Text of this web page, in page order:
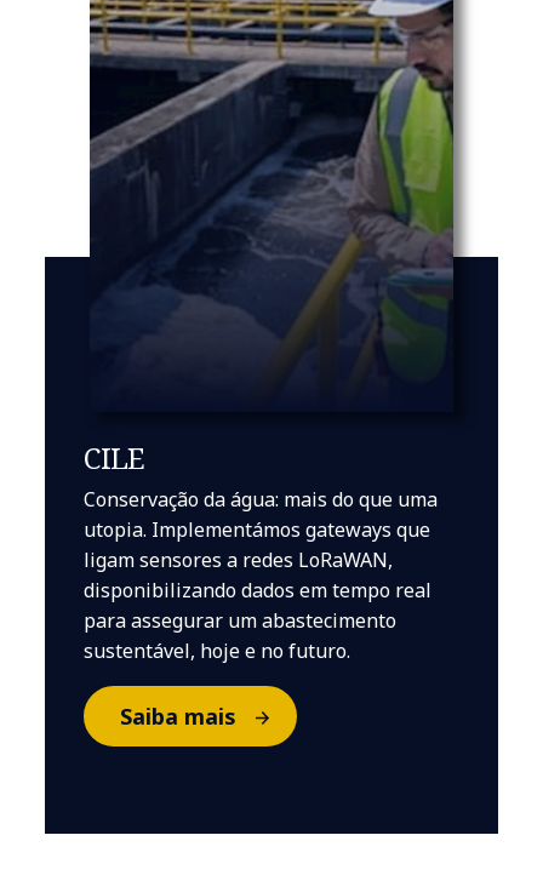
CILE
Conservação da água: mais do que uma
utopia. Implementámos gateways que
ligam sensores a redes LoRaWAN,
disponibilizando dados em tempo real
para assegurar um abastecimento
sustentável, hoje e no futuro.
Saiba mais